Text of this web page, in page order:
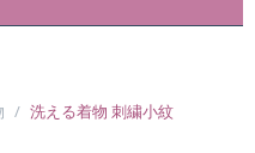
/ 洗える着物 刺繍小紋